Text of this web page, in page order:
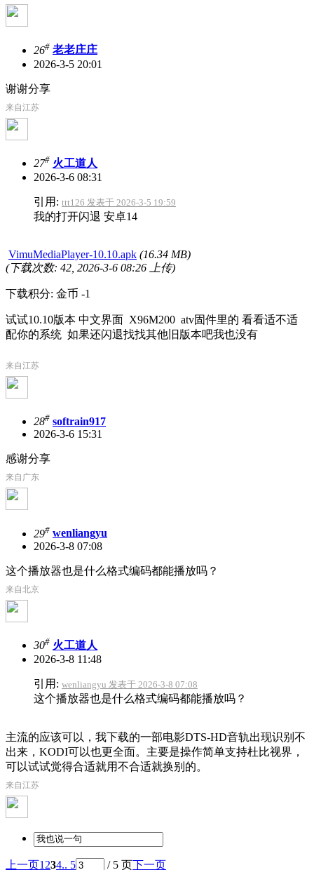
26# 老老庄庄
2026-3-5 20:01
谢谢分享
来自江苏
27# 火工道人
2026-3-6 08:31
引用: ttt126 发表于 2026-3-5 19:59
我的打开闪退 安卓14
VimuMediaPlayer-10.10.apk (16.34 MB)
(下载次数: 42, 2026-3-6 08:26 上传)
下载积分: 金币 -1
试试10.10版本 中文界面 X96M200 atv固件里的 看看适不适
配你的系统 如果还闪退找找其他旧版本吧我也没有
来自江苏
28# softrain917
2026-3-6 15:31
感谢分享
来自广东
29# wenliangyu
2026-3-8 07:08
这个播放器也是什么格式编码都能播放吗？
来自北京
30# 火工道人
2026-3-8 11:48
引用: wenliangyu 发表于 2026-3-8 07:08
这个播放器也是什么格式编码都能播放吗？
主流的应该可以，我下载的一部电影DTS-HD音轨出现识别不
出来，KODI可以也更全面。主要是操作简单支持杜比视界，
可以试试觉得合适就用不合适就换别的。
来自江苏
上一页1 234.. 5 / 5 页下一页